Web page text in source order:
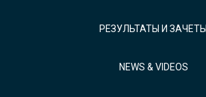
РЕЗУЛЬТАТЫ И ЗАЧЕТЫ
NEWS & VIDEOS